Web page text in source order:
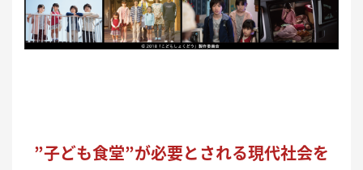
”子ども食堂”が必要とされる現代社会を